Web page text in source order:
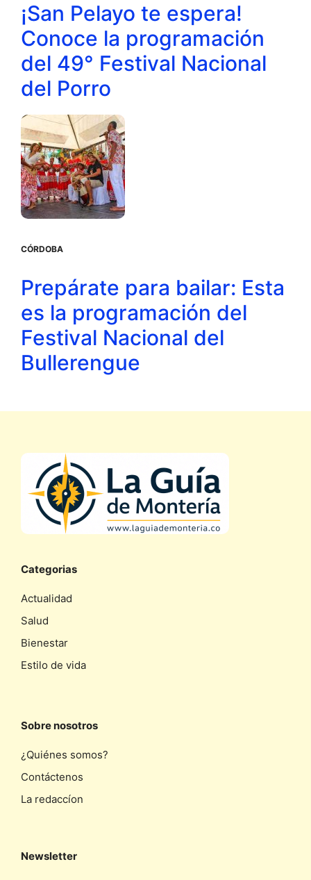
¡San Pelayo te espera!
Conoce la programación
del 49° Festival Nacional
del Porro
CÓRDOBA
Prepárate para bailar: Esta
es la programación del
Festival Nacional del
Bullerengue
Categorias
Actualidad
Salud
Bienestar
Estilo de vida
Sobre nosotros
¿Quiénes somos?
Contáctenos
La redaccíon
Newsletter